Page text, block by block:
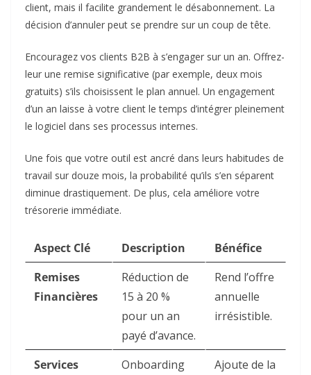
client, mais il facilite grandement le désabonnement. La
décision d’annuler peut se prendre sur un coup de tête.
Encouragez vos clients B2B à s’engager sur un an. Offrez-
leur une remise significative (par exemple, deux mois
gratuits) s’ils choisissent le plan annuel. Un engagement
d’un an laisse à votre client le temps d’intégrer pleinement
le logiciel dans ses processus internes.
Une fois que votre outil est ancré dans leurs habitudes de
travail sur douze mois, la probabilité qu’ils s’en séparent
diminue drastiquement. De plus, cela améliore votre
trésorerie immédiate.
Aspect Clé Description
Bénéfice
Remises
Financières
Réduction de
15 à 20 %
pour un an
payé d’avance.
Rend l’offre
annuelle
irrésistible.
Services
Onboarding
Ajoute de la